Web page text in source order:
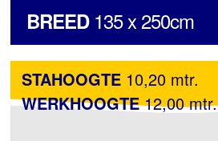
BREED135 x 250cm
STAHOOGTE10,20 mtr.
WERKHOOGTE12,00 mtr.